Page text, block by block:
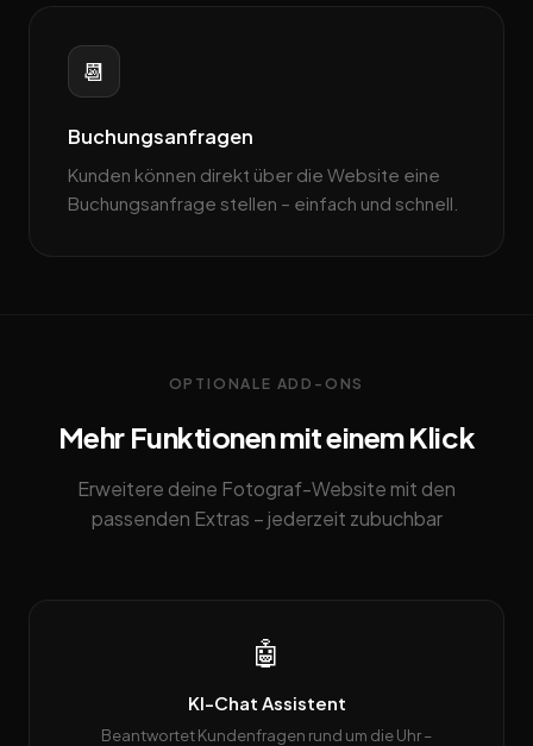
📆
Buchungsanfragen
Kunden können direkt über die Website eine
Buchungsanfrage stellen – einfach und schnell.
OPTIONALE ADD-ONS
Mehr Funktionen mit einem Klick
Erweitere deine Fotograf-Website mit den
passenden Extras – jederzeit zubuchbar
🤖
KI-Chat Assistent
Beantwortet Kundenfragen rund um die Uhr –